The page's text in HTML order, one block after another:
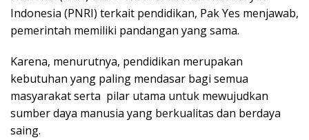
Indonesia (PNRI) terkait pendidikan, Pak Yes menjawab,
pemerintah memiliki pandangan yang sama.
Karena, menurutnya, pendidikan merupakan
kebutuhan yang paling mendasar bagi semua
masyarakat serta pilar utama untuk mewujudkan
sumber daya manusia yang berkualitas dan berdaya
saing.